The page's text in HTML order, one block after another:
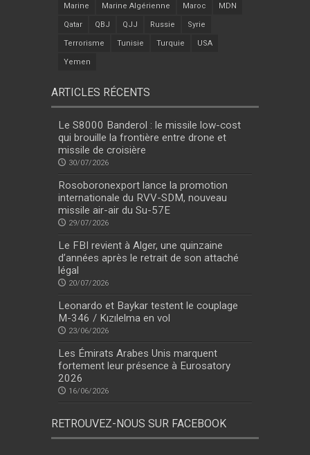
Marine Marine Algérienne Maroc MDN
Qatar QBJ QJJ Russie Syrie
Terrorisme Tunisie Turquie USA
Yemen
ARTICLES RÉCENTS
Le S8000 Banderol : le missile low-cost
qui brouille la frontière entre drone et
missile de croisière
30/07/2026
Rosoboronexport lance la promotion
internationale du RVV-SDM, nouveau
missile air-air du Su-57E
29/07/2026
Le FBI revient à Alger, une quinzaine
d’années après le retrait de son attaché
légal
20/07/2026
Leonardo et Baykar testent le couplage
M-346 / Kızılelma en vol
23/06/2026
Les Émirats Arabes Unis marquent
fortement leur présence à Eurosatory
2026
16/06/2026
RETROUVEZ-NOUS SUR FACEBOOK